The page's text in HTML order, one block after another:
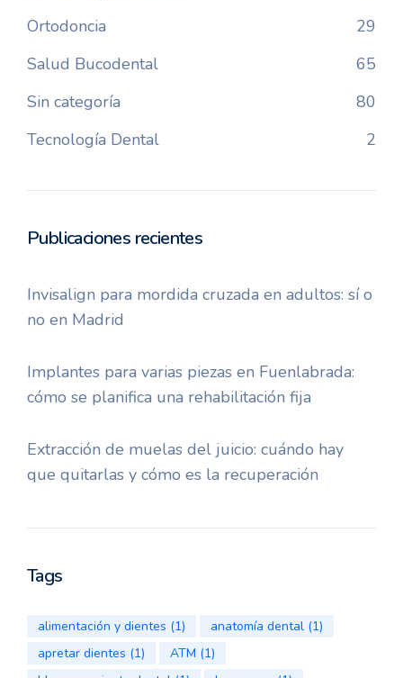
Ortodoncia
29
Salud Bucodental
65
Sin categoría
80
Tecnología Dental
2
Publicaciones recientes
Invisalign para mordida cruzada en adultos: sí o
no en Madrid
Implantes para varias piezas en Fuenlabrada:
cómo se planifica una rehabilitación fija
Extracción de muelas del juicio: cuándo hay
que quitarlas y cómo es la recuperación
Tags
alimentación y dientes (1) anatomía dental (1)
apretar dientes (1) ATM (1)